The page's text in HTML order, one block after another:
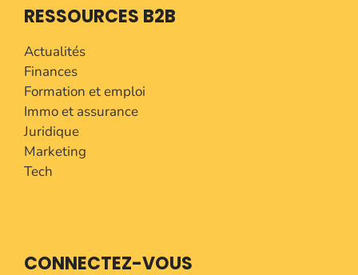
RESSOURCES B2B
Actualités
Finances
Formation et emploi
Immo et assurance
Juridique
Marketing
Tech
CONNECTEZ-VOUS